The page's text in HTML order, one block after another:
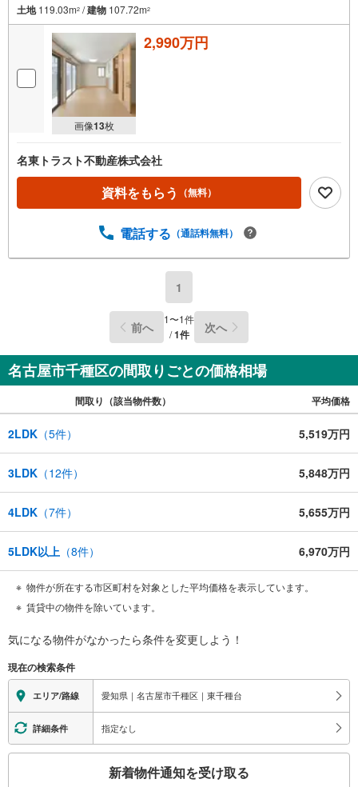
土地119.03m2 /建物 107.72m2
画像13枚
2,990万円
名東トラスト不動産株式会社
資料をもらう （無料）
電話する （通話料無料）
1
前へ 1〜1件
/1件 次へ
名古屋市千種区の間取りごとの価格相場
間取り（該当物件数） 平均価格
2LDK （5件） 5,519万円
3LDK （12件） 5,848万円
4LDK （7件） 5,655万円
5LDK以上 （8件） 6,970万円
物件が所在する市区町村を対象とした平均価格を表示しています。
賃貸中の物件を除いています。
気になる物件がなかったら条件を変更しよう！
現在の検索条件
エリア/路線 愛知県｜名古屋市千種区｜東千種台
詳細条件 指定なし
新着物件通知を受け取る